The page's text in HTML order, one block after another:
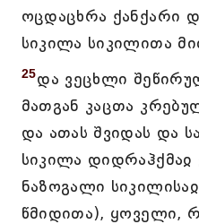
ოცდაცხრა ქანქარი
სიკილა სიკილითა
25და ვეცხლი
მათგან კაცთა
და ათას შვიდას და
სიკილა
ნაზოგალი
წმიდითა), ყოველი,